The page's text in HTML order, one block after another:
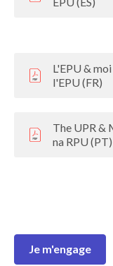
L'EPU &
l'EPU (FR)
The UPR &
na RPU (PT)
Je m'engage